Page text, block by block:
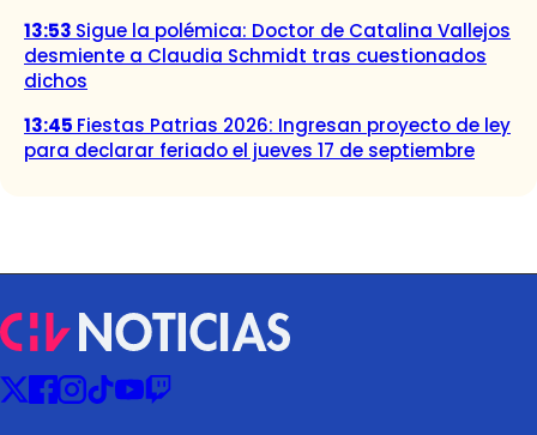
13:53 Sigue la polémica: Doctor de Catalina Vallejos
desmiente a Claudia Schmidt tras cuestionados
dichos
13:45 Fiestas Patrias 2026: Ingresan proyecto de ley
para declarar feriado el jueves 17 de septiembre